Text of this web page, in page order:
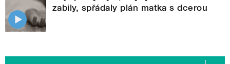
zabily, spřádaly plán matka s dcerou